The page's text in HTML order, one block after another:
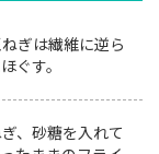
ぎは繊維に逆ら
ぐす。
、砂糖を入れて